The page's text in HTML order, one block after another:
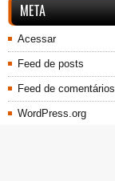
META
Acessar
Feed de posts
Feed de comentários
WordPress.org